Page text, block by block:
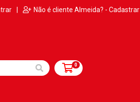
| Não é cliente Almeida? - Cadastrar
0